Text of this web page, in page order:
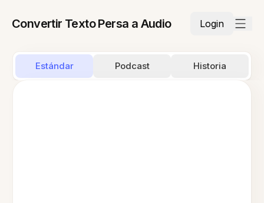
Convertir Texto Persa a Audio Login
Estándar Podcast Historia